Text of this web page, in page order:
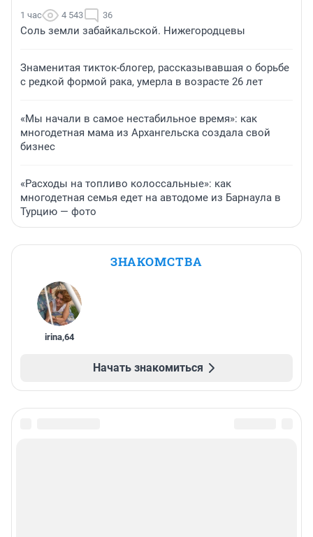
1 час 4 543 36
Соль земли забайкальской. Нижегородцевы
Знаменитая тикток-блогер, рассказывавшая о борьбе
с редкой формой рака, умерла в возрасте 26 лет
«Мы начали в самое нестабильное время»: как
многодетная мама из Архангельска создала свой
бизнес
«Расходы на топливо колоссальные»: как
многодетная семья едет на автодоме из Барнаула в
Турцию — фото
ЗНАКОМСТВА
irina,64
Начать знакомиться